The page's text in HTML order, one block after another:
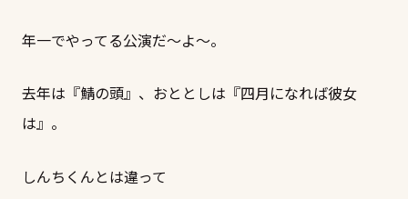
年一でやってる公演だ～よ～。
去年は『鯖の頭』、おととしは『四月になれば彼女
は』。
しんちくんとは違って